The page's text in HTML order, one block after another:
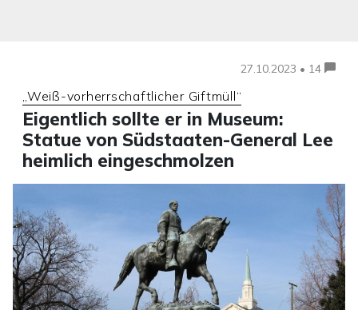
27.10.2023 • 14
„Weiß-vorherrschaftlicher Giftmüll“
Eigentlich sollte er in Museum:
Statue von Südstaaten-General Lee
heimlich eingeschmolzen